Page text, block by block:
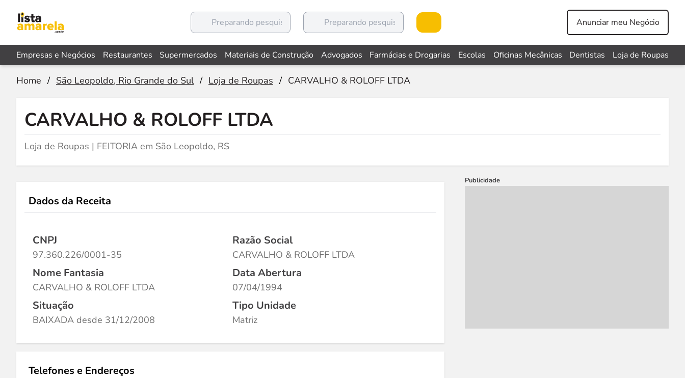
Anunciar meu Negócio
Empresas e Negócios Restaurantes Supermercados Materiais de Construção Advogados Farmácias e Drogarias Escolas Oficinas Mecânicas Dentistas Loja de Roupas
Home / São Leopoldo, Rio Grande do Sul / Loja de Roupas / CARVALHO & ROLOFF LTDA
CARVALHO & ROLOFF LTDA
Loja de Roupas | FEITORIA em São Leopoldo, RS
Dados da Receita
CNPJ
97.360.226/0001-35
Razão Social
CARVALHO & ROLOFF LTDA
Nome Fantasia
CARVALHO & ROLOFF LTDA
Data Abertura
07/04/1994
Situação
BAIXADA desde 31/12/2008
Tipo Unidade
Matriz
Telefones e Endereços
Publicidade